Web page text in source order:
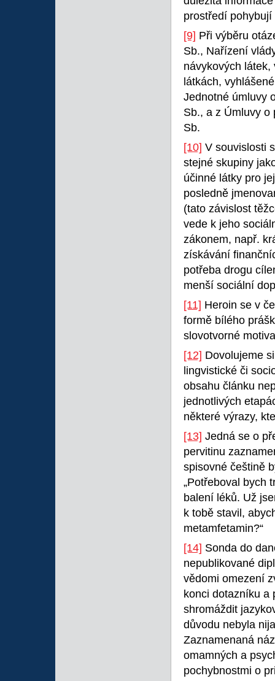
prostředí
[9] Při výběru
Sb., Nařízení
návykových
látkách,
Jednotné úmluvy
Sb., a z Úmluvy o
Sb.
[10] V souvislosti
stejné skupiny
účinné látky pro
posledně
(tato závislost
vede k jeho
zákonem, např.
získávání
potřeba drogu
menší sociální
[11] Heroin se v
formě bílého
slovotvorné
[12] Dovolujeme
lingvistické či
obsahu článku
jednotlivých
některé výrazy,
[13] Jedná se o
pervitinu
spisovné češtině
„Potřeboval bych
balení léků. Už
k tobě stavil,
metamfetamin?“
[14] Sonda do
nepublikované
vědomi omezení
konci dotazníku a
shromáždit
důvodu nebyla
Zaznamenaná
omamných a
pochybnostmi o